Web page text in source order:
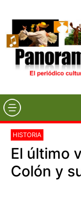
HISTORIA
El último
Colón y